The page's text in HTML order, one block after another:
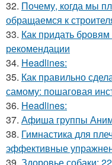
32. Почему, когда мы
обращаемся к
33. Как придать
рекомендации
34. Headlines:
35. Как правильно
самому: пошаговая
36. Headlines:
37. Афиша группы
38. Гимнастика для
эффективные